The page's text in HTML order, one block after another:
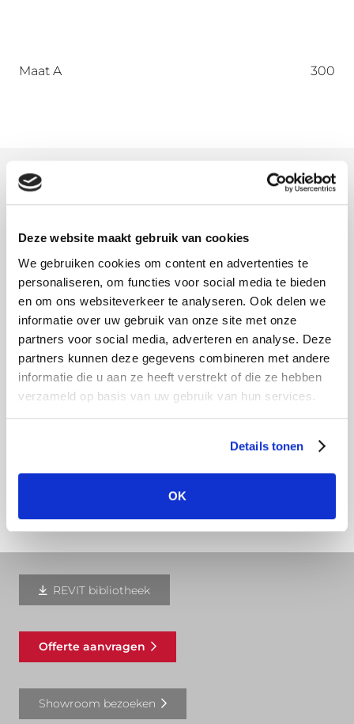
Deze website maakt gebruik van cookies
We gebruiken cookies om content en advertenties te
personaliseren, om functies voor social media te bieden
en om ons websiteverkeer te analyseren. Ook delen we
informatie over uw gebruik van onze site met onze
partners voor social media, adverteren en analyse. Deze
partners kunnen deze gegevens combineren met andere
informatie die u aan ze heeft verstrekt of die ze hebben
verzameld op basis van uw gebruik van hun services.
Details tonen
OK
Maat A 300
Meer informatie
Onbehandeld aluminium, ook wel brut genoemd,
voelt wat vettig aan door de gebruikte olie tijdens
het vormingsproces. Deze olie is op waterbasis en
lost dus vanzelf op bij de eerste regenbui. Ga
vooral het onbehandelde aluminium niet
schoonmaken, dan verwijderd u namelijk de
beschermlaag van het aluminium. Door
natuurlijke oxidatie en het blootstellen aan de
elementen krijgt de dakgoot na verloop van tijd
Download hier onze montagehandleiding
REVIT bibliotheek
Offerte aanvragen
Showroom bezoeken